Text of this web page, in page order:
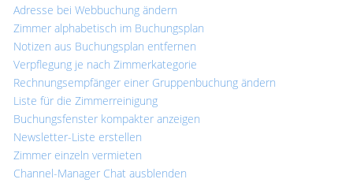
Adresse bei Webbuchung ändern
Zimmer alphabetisch im Buchungsplan
Notizen aus Buchungsplan entfernen
Verpflegung je nach Zimmerkategorie
Rechnungsempfänger einer Gruppenbuchung ändern
Liste für die Zimmerreinigung
Buchungsfenster kompakter anzeigen
Newsletter-Liste erstellen
Zimmer einzeln vermieten
Channel-Manager Chat ausblenden